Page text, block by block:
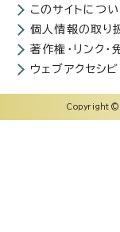
このサイトにつ
個人情報の取り
著作権・リンク・
ウェブアクセシ
Copyright ©